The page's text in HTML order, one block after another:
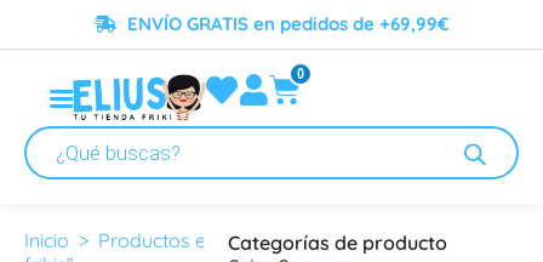
ENVÍO GRATIS en pedidos de +69,99€
0
Inicio > Productos etiquetados “comprar posters
comprar posters frikisCategorías de producto